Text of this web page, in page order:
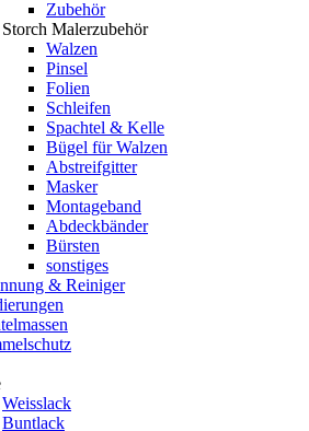
Zubehör
Storch Malerzubehör
Walzen
Pinsel
Folien
Schleifen
Spachtel & Kelle
Bügel für Walzen
Abstreifgitter
Masker
Montageband
Abdeckbänder
Bürsten
sonstiges
& Reiniger
Weisslack
Buntlack